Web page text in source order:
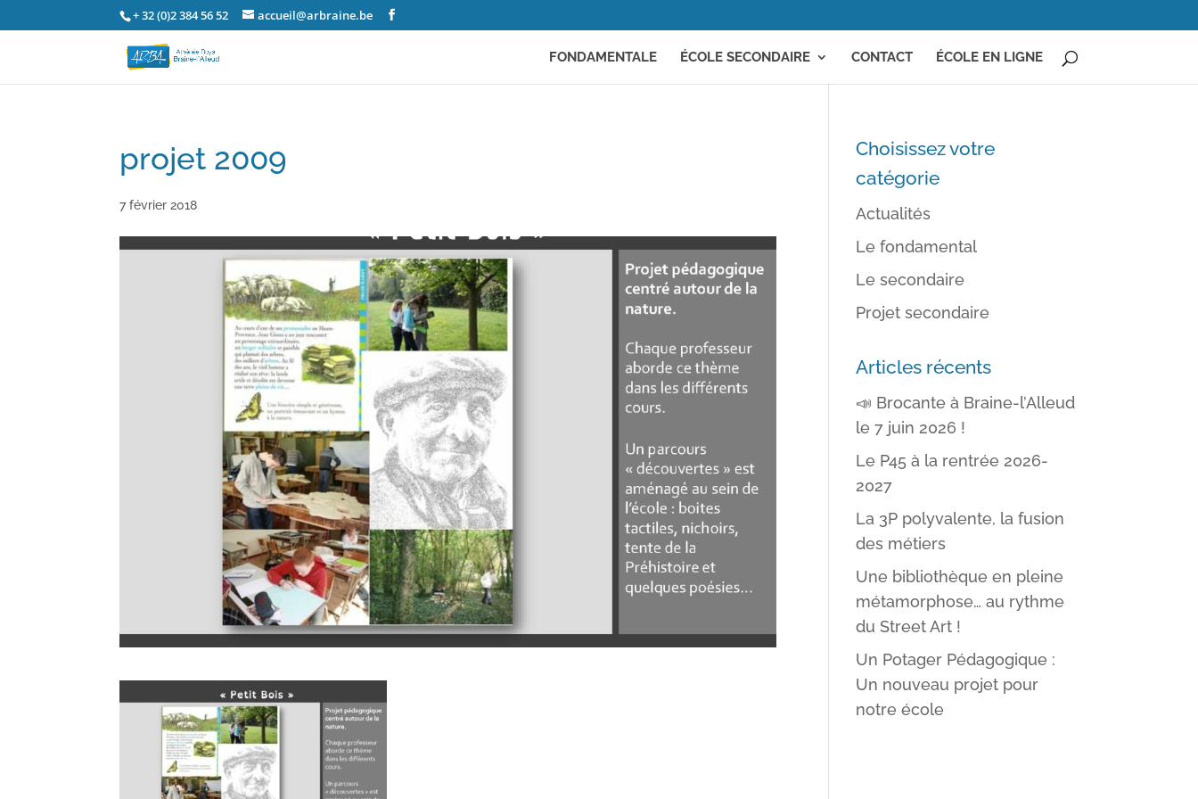
+ 32 (0)2 384 56 52 accueil@arbraine.be
FONDAMENTALE ÉCOLE SECONDAIRE CONTACT ÉCOLE EN LIGNE
projet 2009
7 février 2018
Choisissez votre
catégorie
Actualités
Le fondamental
Le secondaire
Projet secondaire
Articles récents
📣 Brocante à Braine-l’Alleud
le 7 juin 2026 !
Le P45 à la rentrée 2026-
2027
La 3P polyvalente, la fusion
des métiers
Une bibliothèque en pleine
métamorphose… au rythme
du Street Art !
Un Potager Pédagogique :
Un nouveau projet pour
notre école